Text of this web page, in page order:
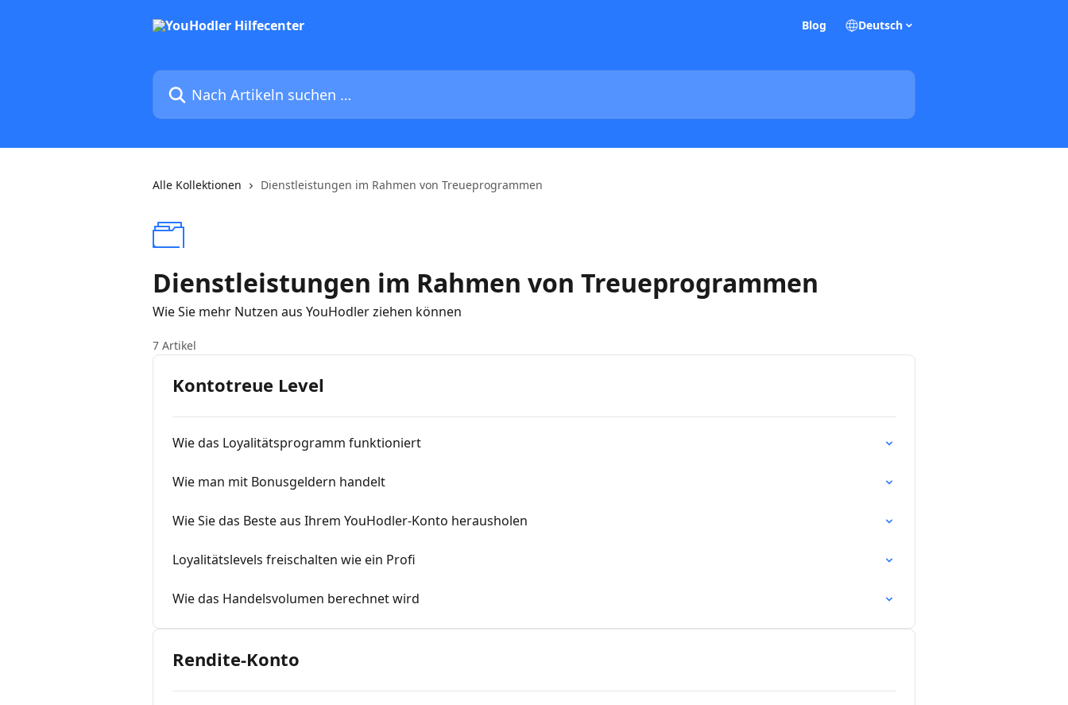
Blog Deutsch
Nach Artikeln suchen …
Alle Kollektionen Dienstleistungen im Rahmen von Treueprogrammen
Dienstleistungen im Rahmen von Treueprogrammen
Wie Sie mehr Nutzen aus YouHodler ziehen können
7 Artikel
Kontotreue Level
Wie das Loyalitätsprogramm funktioniert
Wie man mit Bonusgeldern handelt
Wie Sie das Beste aus Ihrem YouHodler-Konto herausholen
Loyalitätslevels freischalten wie ein Profi
Wie das Handelsvolumen berechnet wird
Rendite-Konto